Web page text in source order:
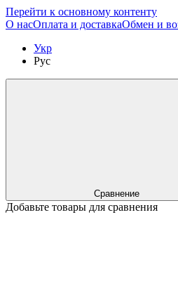
Перейти к основному контенту
О насОплата и доставкаОбмен и
Укр
Рус
Сравнение
Добавьте товары для сравнения